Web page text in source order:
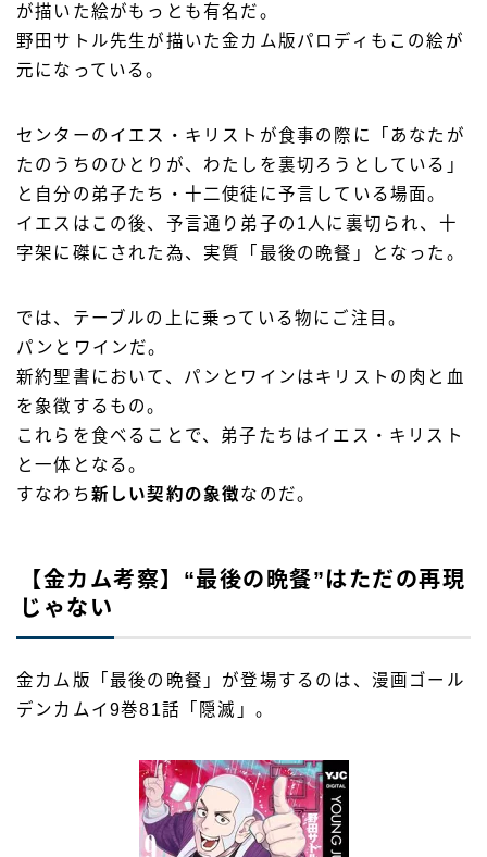
が描いた絵がもっとも有名だ。
野田サトル先生が描いた金カム版パロディもこの絵が
元になっている。
センターのイエス・キリストが食事の際に「あなたが
たのうちのひとりが、わたしを裏切ろうとしている」
と自分の弟子たち・十二使徒に予言している場面。
イエスはこの後、予言通り弟子の1人に裏切られ、十
字架に磔にされた為、実質「最後の晩餐」となった。
では、テーブルの上に乗っている物にご注目。
パンとワインだ。
新約聖書において、パンとワインはキリストの肉と血
を象徴するもの。
これらを食べることで、弟子たちはイエス・キリスト
と一体となる。
すなわち新しい契約の象徴なのだ。
【金カム考察】“最後の晩餐”はただの再現
じゃない
金カム版「最後の晩餐」が登場するのは、漫画ゴール
デンカムイ9巻81話「隠滅」。